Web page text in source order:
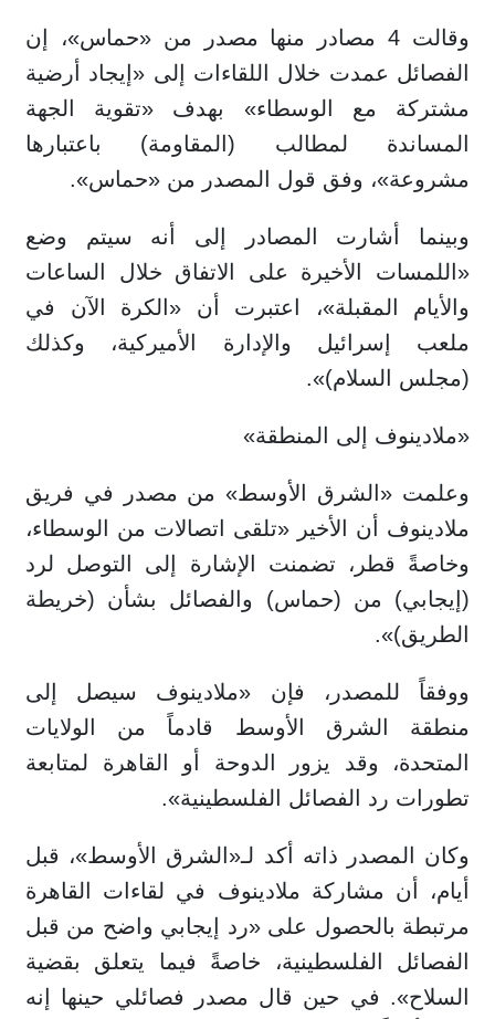
وقالت 4 مصادر منها مصدر من «حماس»، إن
الفصائل عمدت خلال اللقاءات إلى «إيجاد أرضية
مشتركة مع الوسطاء» بهدف «تقوية الجهة
المساندة لمطالب (المقاومة) باعتبارها
مشروعة»، وفق قول المصدر من «حماس».
وبينما أشارت المصادر إلى أنه سيتم وضع
«اللمسات الأخيرة على الاتفاق خلال الساعات
والأيام المقبلة»، اعتبرت أن «الكرة الآن في
ملعب إسرائيل والإدارة الأميركية، وكذلك
(مجلس السلام)».
«ملادينوف إلى المنطقة»
وعلمت «الشرق الأوسط» من مصدر في فريق
ملادينوف أن الأخير «تلقى اتصالات من الوسطاء،
وخاصةً قطر، تضمنت الإشارة إلى التوصل لرد
(إيجابي) من (حماس) والفصائل بشأن (خريطة
الطريق)».
ووفقاً للمصدر، فإن «ملادينوف سيصل إلى
منطقة الشرق الأوسط قادماً من الولايات
المتحدة، وقد يزور الدوحة أو القاهرة لمتابعة
تطورات رد الفصائل الفلسطينية».
وكان المصدر ذاته أكد لـ«الشرق الأوسط»، قبل
أيام، أن مشاركة ملادينوف في لقاءات القاهرة
مرتبطة بالحصول على «رد إيجابي واضح من قبل
الفصائل الفلسطينية، خاصةً فيما يتعلق بقضية
السلاح». في حين قال مصدر فصائلي حينها إنه